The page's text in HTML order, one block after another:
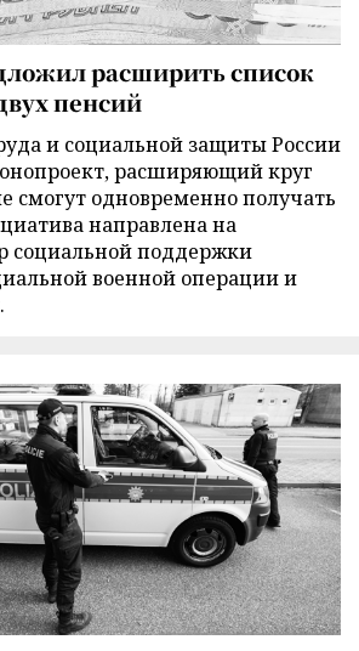
расширить список
пенсий
и социальной защиты России
расширяющий круг
смогут одновременно получать
направлена на
социальной поддержки
военной операции и